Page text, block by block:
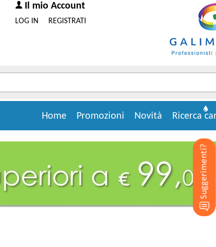
Il mio Account
REGISTRATI
LOG IN
Ricerca
Novità
Promozioni
Home